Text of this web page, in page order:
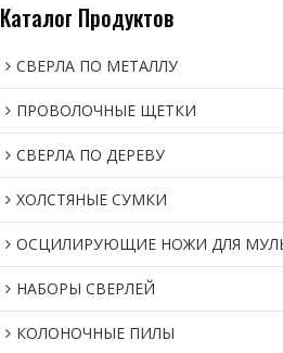
Каталог Продуктов
СВЕРЛА ПО МЕТАЛЛУ
ПРОВОЛОЧНЫЕ ЩЕТКИ
СВЕРЛА ПО ДЕРЕВУ
ХОЛСТЯНЫЕ СУМКИ
ОСЦИЛИРУЮЩИЕ НОЖИ ДЛЯ
НАБОРЫ СВЕРЛЕЙ
КОЛОНОЧНЫЕ ПИЛЫ